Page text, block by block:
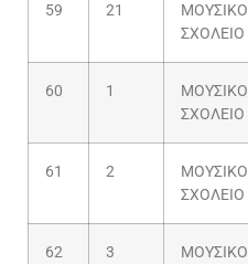
59 21
ΜΟΥΣΙΚΟ
ΣΧΟΛΕΙΟ
60 1
ΜΟΥΣΙΚΟ
ΣΧΟΛΕΙΟ
61 2
ΜΟΥΣΙΚΟ
ΣΧΟΛΕΙΟ
62 3
ΜΟΥΣΙΚΟ